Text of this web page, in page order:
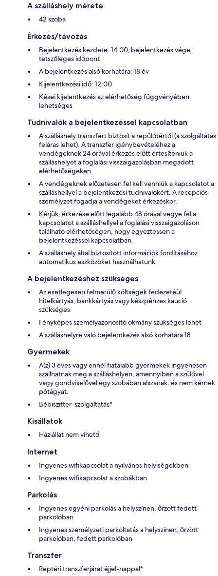
A szálláshely mérete
42 szoba
Érkezés/távozás
Bejelentkezés kezdete: 14:00, bejelentkezés vége:
tetszőleges időpont
A bejelentkezés alsó korhatára: 18 év
Kijelentkezési idő: 12:00
Kései kijelentkezés az elérhetőség függvényében
lehetséges
Tudnivalók a bejelentkezéssel kapcsolatban
A szálláshely transzfert biztosít a repülőtértől (a szolgáltatás
feláras lehet). A transzfer igénybevételéhez a
vendégeknek 24 órával érkezés előtt értesíteniük a
szálláshelyet a foglalási visszaigazolásban megadott
elérhetőségeken.
A vendégeknek előzetesen fel kell venniük a kapcsolatot a
szálláshellyel a bejelentkezési tudnivalókért. A recepciós
személyzet fogadja a vendégeket érkezéskor.
Kérjük, érkezése előtt legalább 48 órával vegye fel a
kapcsolatot a szálláshellyel a foglalási visszaigazoláson
található elérhetőségen, hogy egyeztessen a
bejelentkezéssel kapcsolatban.
A szálláshely által biztosított információk fordításához
automatikus eszközöket használhatunk.
A bejelentkezéshez szükséges
Az esetlegesen felmerülő költségek fedezetéül
hitelkártyás, bankkártyás vagy készpénzes kaució
szükséges
Fényképes személyazonosító okmány szükséges lehet
A szálláshelyre való bejelentkezés alsó korhatára 18
Gyermekek
A(z) 3 éves vagy ennél fiatalabb gyermekek ingyenesen
szállhatnak meg a szálláshelyen, amennyiben a szülővel
vagy gondviselővel egy szobában alszanak, és nem kérnek
pótágyat.
Bébiszitter-szolgáltatás*
Kisállatok
Háziállat nem vihető
Internet
Ingyenes wifikapcsolat a nyilvános helyiségekben
Ingyenes wifikapcsolat a szobákban
Parkolás
Ingyenes egyéni parkolás a helyszínen, őrzött fedett
parkolóban
Ingyenes személyzeti parkoltatás a helyszínen, őrzött
parkolóban, fedett parkolóban
Transzfer
Reptéri transzferjárat éjjel-nappal*